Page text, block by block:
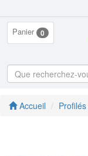
Panier 0
Accueil Profilés